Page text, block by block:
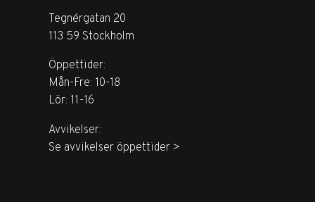
Tegnérgatan 20
113 59 Stockholm
Öppettider:
Mån-Fre: 10-18
Lör: 11-16
Avvikelser:
Se avvikelser öppettider >